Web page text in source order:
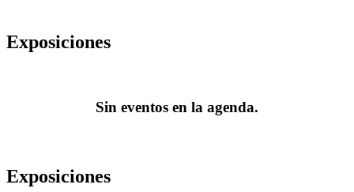
Exposiciones
Sin eventos en la agenda.
Exposiciones